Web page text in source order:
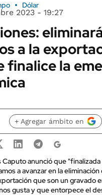
Dólar
2023 - 19:27
a la
finalice la
+ Agregar ámbito en
Caputo anunció que
a avanzar en la
que son un gravado
gusta y que entorpece el